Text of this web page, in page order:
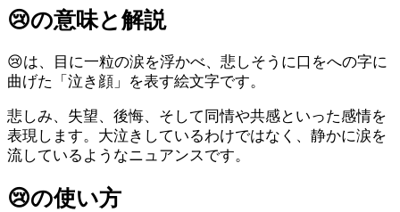
😢の意味と解説
😢は、目に一粒の涙を浮かべ、悲しそうに口をへの字に
曲げた「泣き顔」を表す絵文字です。
悲しみ、失望、後悔、そして同情や共感といった感情を
表現します。大泣きしているわけではなく、静かに涙を
流しているようなニュアンスです。
😢の使い方